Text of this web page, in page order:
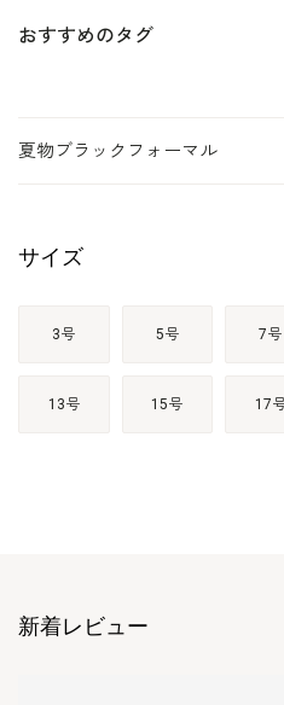
おすすめのタグ
夏物ブラックフォーマル
サイズ
3号 5号 7号
13号 15号 17
新着レビュー